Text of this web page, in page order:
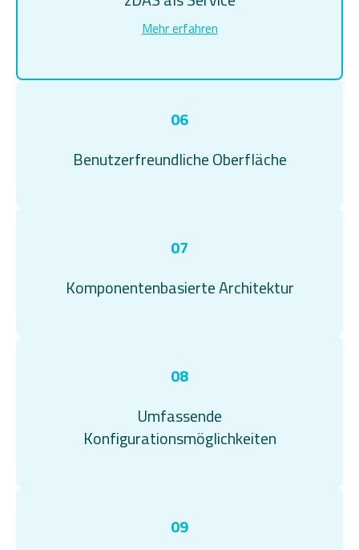
Mehr erfahren
06
Benutzerfreundliche Oberfläche
07
Komponentenbasierte Architektur
08
Umfassende
Konfigurationsmöglichkeiten
09